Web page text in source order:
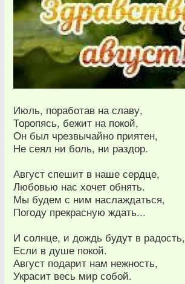
Июль, поработав на славу,
Торопясь, бежит на покой,
Он был чрезвычайно приятен,
Не сеял ни боль, ни раздор.
Август спешит в наше сердце,
Любовью нас хочет обнять.
Мы будем с ним наслаждаться,
Погоду прекрасную ждать...
И солнце, и дождь будут в радость,
Если в душе покой.
Август подарит нам нежность,
Украсит весь мир собой.